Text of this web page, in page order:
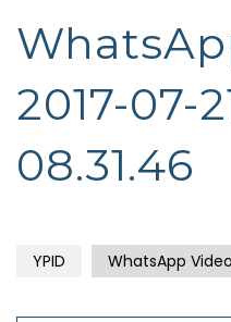
2017-07-
08.31.46
YPID WhatsApp